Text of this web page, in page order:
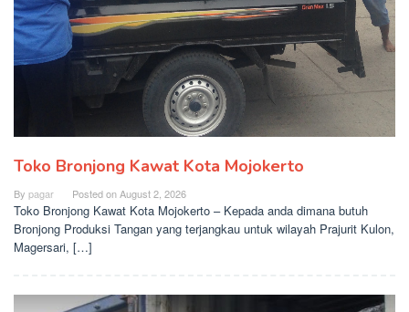
Toko Bronjong Kawat Kota Mojokerto
By pagar Posted onAugust 2, 2026
Toko Bronjong Kawat Kota Mojokerto – Kepada anda dimana butuh
Bronjong Produksi Tangan yang terjangkau untuk wilayah Prajurit Kulon,
Magersari, […]